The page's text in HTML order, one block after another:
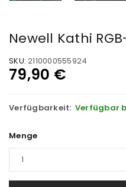
Newell Kathi
SKU: 2110000555924
79,90 €
Verfügbarkeit: Verfügbar
Menge